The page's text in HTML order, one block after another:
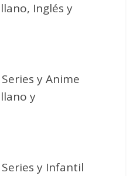
Inglés y
y Anime
y
Series y Infantil